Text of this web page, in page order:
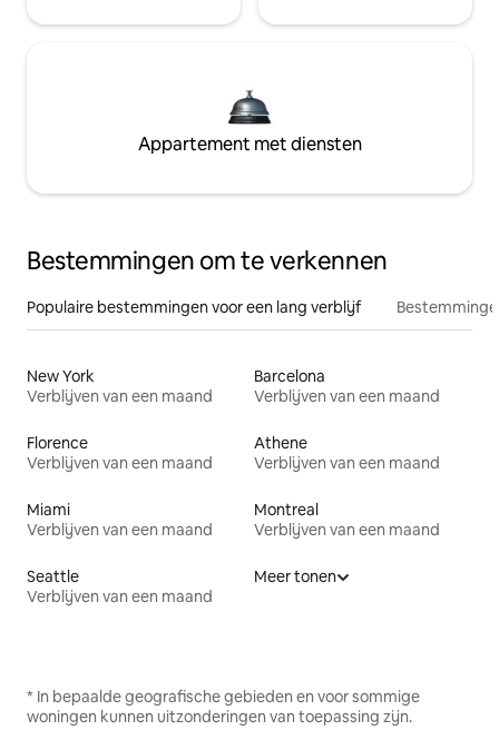
Appartement met diensten
Bestemmingen om te verkennen
Populaire bestemmingen voor een lang verblijf
New York
Verblijven van een maand
Barcelona
Verblijven van een maand
Florence
Verblijven van een maand
Athene
Verblijven van een maand
Miami
Verblijven van een maand
Montreal
Verblijven van een maand
Seattle
Verblijven van een maand
Meer tonen
* In bepaalde geografische gebieden en voor sommige
woningen kunnen uitzonderingen van toepassing zijn.